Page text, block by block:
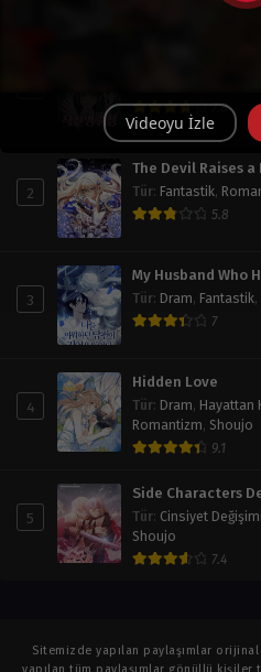
7.8
2
The Devil Raises a
Tür: Fantastik,
5.8
3
My Husband Who
Tür: Dram, Fantastik,
7
4
Hidden Love
Tür: Dram, Hayattan
Romantizm, Shoujo
9.1
5
Side Characters
Tür: Cinsiyet Değişimi
Shoujo
7.4
Sitemizde yapılan paylaşımlar
Videoyu İzle